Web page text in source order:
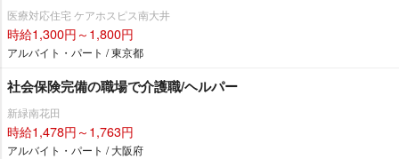
医療対応住宅 ケアホスピス南大井
時給1,300円～1,800円
アルバイト・パート / 東京都
社会保険完備の職場で介護職/ヘルパー
新緑南花田
時給1,478円～1,763円
アルバイト・パート / 大阪府